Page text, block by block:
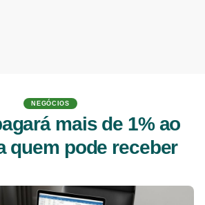
NEGÓCIOS
mais de 1% ao
quem pode receber